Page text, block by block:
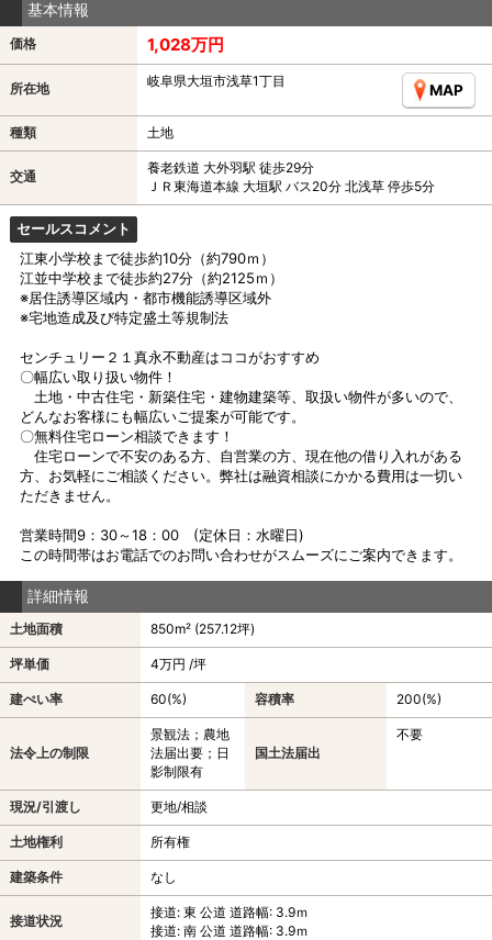
基本情報
価格 1,028万円
所在地 岐阜県大垣市浅草1丁目
MAP
種類 土地
交通
養老鉄道 大外羽駅 徒歩29分
ＪＲ東海道本線 大垣駅 バス20分 北浅草 停歩5分
セールスコメント
江東小学校まで徒歩約10分（約790ｍ）
江並中学校まで徒歩約27分（約2125ｍ）
※居住誘導区域内・都市機能誘導区域外
※宅地造成及び特定盛土等規制法
センチュリー２１真永不動産はココがおすすめ
〇幅広い取り扱い物件！
土地・中古住宅・新築住宅・建物建築等、取扱い物件が多いので、
どんなお客様にも幅広いご提案が可能です。
〇無料住宅ローン相談できます！
住宅ローンで不安のある方、自営業の方、現在他の借り入れがある
方、お気軽にご相談ください。弊社は融資相談にかかる費用は一切い
ただきません。
営業時間9：30～18：00 (定休日：水曜日)
この時間帯はお電話でのお問い合わせがスムーズにご案内できます。
詳細情報
土地面積 850m² (257.12坪)
坪単価 4万円 /坪
建ぺい率 60(%) 容積率 200(%)
法令上の制限
景観法；農地
法届出要；日
影制限有
国土法届出
不要
現況/引渡し 更地/相談
土地権利 所有権
建築条件 なし
接道状況
接道: 東 公道 道路幅: 3.9ｍ
接道: 南 公道 道路幅: 3.9ｍ